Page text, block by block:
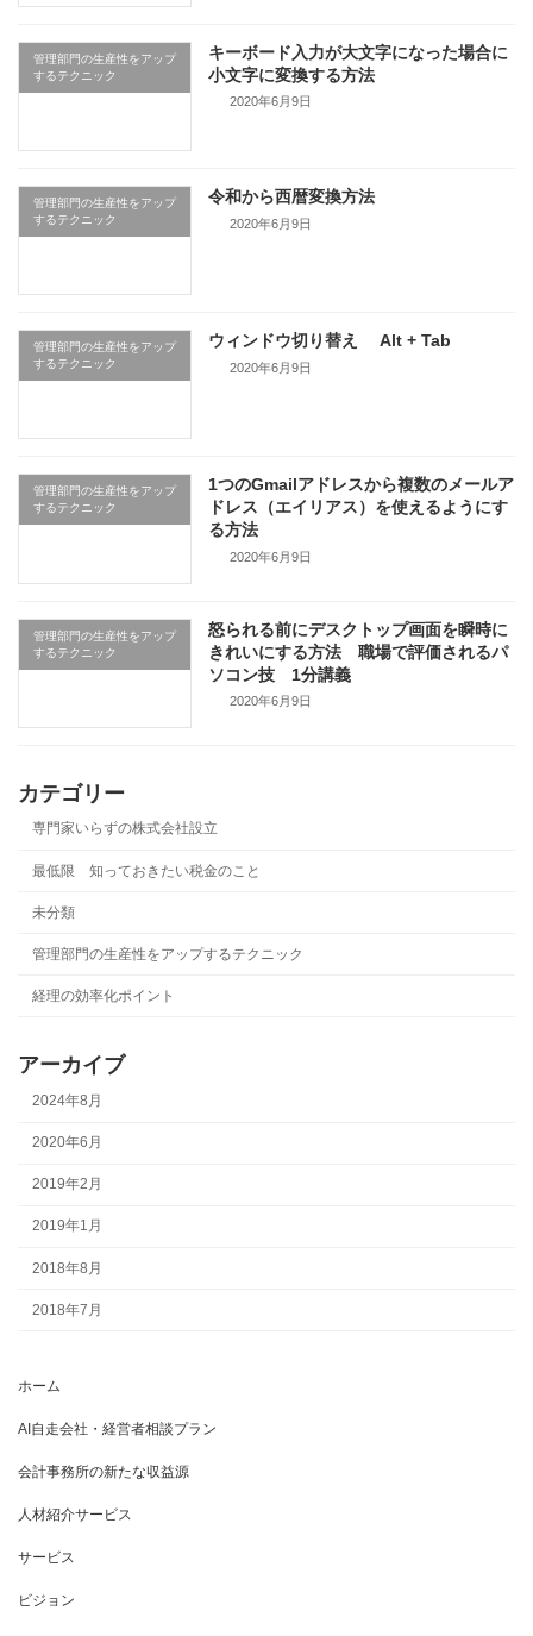
管理部門の生産性をアップ
するテクニック
キーボード入力が大文字になった場合に
小文字に変換する方法
2020年6月9日
管理部門の生産性をアップ
するテクニック
令和から西暦変換方法
2020年6月9日
管理部門の生産性をアップ
するテクニック
ウィンドウ切り替え Alt + Tab
2020年6月9日
管理部門の生産性をアップ
するテクニック
1つのGmailアドレスから複数のメールア
ドレス（エイリアス）を使えるようにす
る方法
2020年6月9日
管理部門の生産性をアップ
するテクニック
怒られる前にデスクトップ画面を瞬時に
きれいにする方法 職場で評価されるパ
ソコン技 1分講義
2020年6月9日
カテゴリー
専門家いらずの株式会社設立
最低限 知っておきたい税金のこと
未分類
管理部門の生産性をアップするテクニック
経理の効率化ポイント
アーカイブ
2024年8月
2020年6月
2019年2月
2019年1月
2018年8月
2018年7月
ホーム
AI自走会社・経営者相談プラン
会計事務所の新たな収益源
人材紹介サービス
サービス
ビジョン